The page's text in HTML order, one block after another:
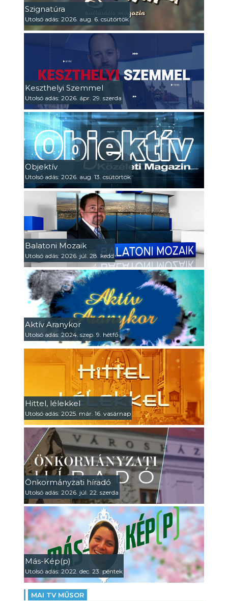
Szignatúra
Utolsó adás: 2026. aug. 6. csütörtök
Keszthelyi Szemmel
Utolsó adás: 2026. ápr. 29. szerda
Objektív
Utolsó adás: 2026. aug. 13. csütörtök
Balatoni Mozaik
Utolsó adás: 2026. júl. 28. kedd
Aktív Aranykor
Utolsó adás: 2024. szep. 9. hétfő
Hittel, lélekkel
Utolsó adás: 2025. már. 16. vasárnap
Önkormányzati híradó
Utolsó adás: 2026. júl. 22. szerda
Más-Kép(p)
Utolsó adás: 2022. dec. 23. péntek
MAI TV MŰSOR